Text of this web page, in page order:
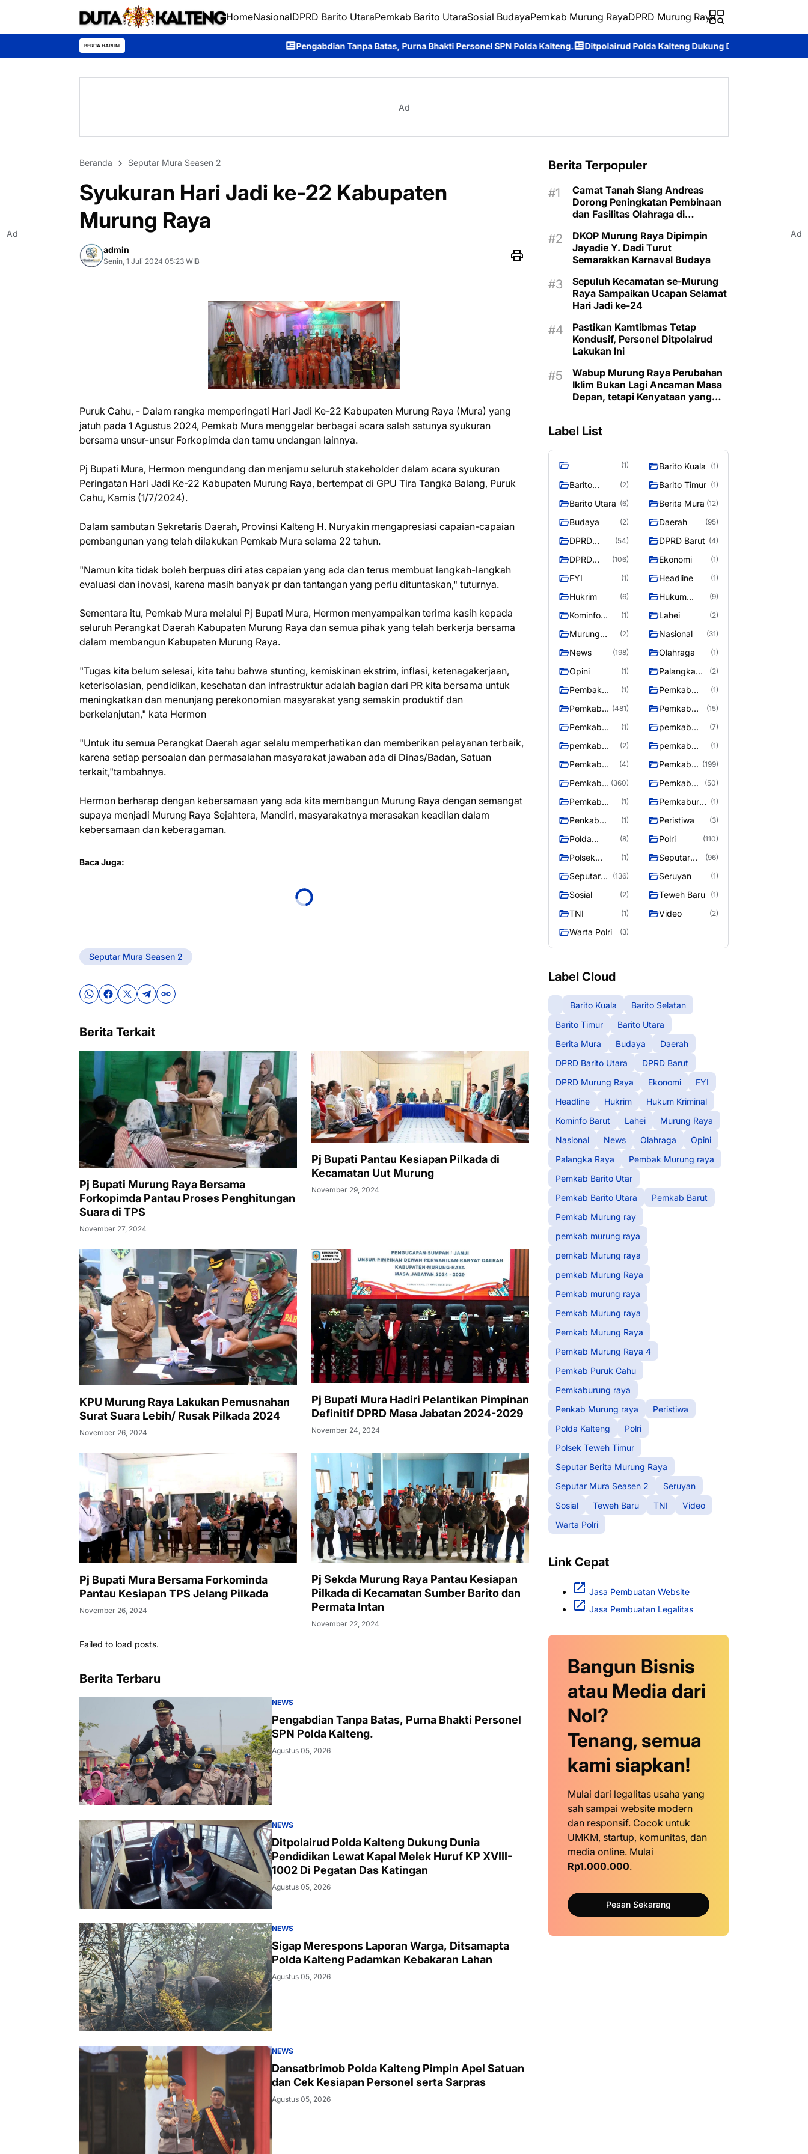
HomeNasionalDPRD Barito UtaraPemkab Barito UtaraSosial BudayaPemkab Murung RayaDPRD Murung Raya
BERITA HARI INI Pengabdian Tanpa Batas, Purna Bhakti Personel SPN Polda Kalteng. Ditpolairud Polda Kalteng Dukung Dunia Pendidikan Lewat Kapal Melek Huruf
Ad
Beranda Seputar Mura Seasen 2
Syukuran Hari Jadi ke-22 Kabupaten
Murung Raya
admin
Senin, 1 Juli 2024 05:23 WIB
Puruk Cahu, - Dalam rangka memperingati Hari Jadi Ke-22 Kabupaten Murung Raya (Mura) yang
jatuh pada 1 Agustus 2024, Pemkab Mura menggelar berbagai acara salah satunya syukuran
bersama unsur-unsur Forkopimda dan tamu undangan lainnya.
Pj Bupati Mura, Hermon mengundang dan menjamu seluruh stakeholder dalam acara syukuran
Peringatan Hari Jadi Ke-22 Kabupaten Murung Raya, bertempat di GPU Tira Tangka Balang, Puruk
Cahu, Kamis (1/7/2024).
Dalam sambutan Sekretaris Daerah, Provinsi Kalteng H. Nuryakin mengapresiasi capaian-capaian
pembangunan yang telah dilakukan Pemkab Mura selama 22 tahun.
"Namun kita tidak boleh berpuas diri atas capaian yang ada dan terus membuat langkah-langkah
evaluasi dan inovasi, karena masih banyak pr dan tantangan yang perlu dituntaskan," tuturnya.
Sementara itu, Pemkab Mura melalui Pj Bupati Mura, Hermon menyampaikan terima kasih kepada
seluruh Perangkat Daerah Kabupaten Murung Raya dan semua pihak yang telah berkerja bersama
dalam membangun Kabupaten Murung Raya.
"Tugas kita belum selesai, kita tahu bahwa stunting, kemiskinan ekstrim, inflasi, ketenagakerjaan,
keterisolasian, pendidikan, kesehatan dan infrastruktur adalah bagian dari PR kita bersama untuk
meningkatkan dan menunjang perekonomian masyarakat yang semakin produktif dan
berkelanjutan," kata Hermon
"Untuk itu semua Perangkat Daerah agar selalu memperhatikan dan memberikan pelayanan terbaik,
karena setiap persoalan dan permasalahan masyarakat jawaban ada di Dinas/Badan, Satuan
terkait,"tambahnya.
Hermon berharap dengan kebersamaan yang ada kita membangun Murung Raya dengan semangat
supaya menjadi Murung Raya Sejahtera, Mandiri, masyarakatnya merasakan keadilan dalam
kebersamaan dan keberagaman.
Baca Juga:
Seputar Mura Seasen 2
Berita Terkait
Pj Bupati Murung Raya Bersama
Forkopimda Pantau Proses Penghitungan
Suara di TPS
November 27, 2024
Pj Bupati Pantau Kesiapan Pilkada di
Kecamatan Uut Murung
November 29, 2024
KPU Murung Raya Lakukan Pemusnahan
Surat Suara Lebih/ Rusak Pilkada 2024
November 26, 2024
Pj Bupati Mura Hadiri Pelantikan Pimpinan
Definitif DPRD Masa Jabatan 2024-2029
November 24, 2024
Pj Bupati Mura Bersama Forkominda
Pantau Kesiapan TPS Jelang Pilkada
November 26, 2024
Pj Sekda Murung Raya Pantau Kesiapan
Pilkada di Kecamatan Sumber Barito dan
Permata Intan
November 22, 2024
Failed to load posts.
Berita Terbaru
NEWS
Pengabdian Tanpa Batas, Purna Bhakti Personel
SPN Polda Kalteng.
Agustus 05, 2026
NEWS
Ditpolairud Polda Kalteng Dukung Dunia
Pendidikan Lewat Kapal Melek Huruf KP XVIII-
1002 Di Pegatan Das Katingan
Agustus 05, 2026
NEWS
Sigap Merespons Laporan Warga, Ditsamapta
Polda Kalteng Padamkan Kebakaran Lahan
Agustus 05, 2026
NEWS
Dansatbrimob Polda Kalteng Pimpin Apel Satuan
dan Cek Kesiapan Personel serta Sarpras
Agustus 05, 2026
Berita Terpopuler
Camat Tanah Siang Andreas
Dorong Peningkatan Pembinaan
dan Fasilitas Olahraga di
DKOP Murung Raya Dipimpin
Jayadie Y. Dadi Turut
Semarakkan Karnaval Budaya
Sepuluh Kecamatan se-Murung
Raya Sampaikan Ucapan Selamat
Hari Jadi ke-24
Pastikan Kamtibmas Tetap
Kondusif, Personel Ditpolairud
Lakukan Ini
Wabup Murung Raya Perubahan
Iklim Bukan Lagi Ancaman Masa
Depan, tetapi Kenyataan yang
Label List
(1) Barito Kuala (1)
Barito
(2) Barito Timur (1)
Barito Utara (6) Berita Mura (12)
Budaya (2) Daerah (95)
DPRD
Utara
(54) DPRD Barut (4)
DPRD
Raya
(106) Ekonomi (1)
FYI (1) Headline (1)
Hukrim (6)
Hukum
(9)
Kominfo
(1) Lahei (2)
Murung
(2) Nasional (31)
News (198) Olahraga (1)
Opini (1)
Palangka
(2)
Pembak
Murung raya
(1)
Pemkab
(1)
Pemkab
Utara
(481)
Pemkab
(15)
Pemkab
(1)
pemkab
(7)
pemkab
(2)
pemkab
Raya
(1)
Pemkab
murung raya
(4)
Pemkab
raya
(199)
Pemkab
Raya
(360)
Pemkab
Raya 4
(50)
Pemkab
(1)
Pemkaburun (1)
Penkab
(1) Peristiwa (3)
Polda
(8) Polri (110)
Polsek
Teweh Timur
(1)
Seputar
Murung
Raya
(96)
Seputar
Seasen 2
(136) Seruyan (1)
Sosial (2) Teweh Baru (1)
TNI (1) Video (2)
Warta Polri (3)
Label Cloud
Barito Kuala
Barito Selatan
Barito Timur
Barito Utara
Berita Mura
Budaya
Daerah
DPRD Barito Utara
DPRD Barut
DPRD Murung Raya
Ekonomi
FYI
Headline
Hukrim
Hukum Kriminal
Kominfo Barut
Lahei
Murung Raya
Nasional
News Olahraga
Opini
Palangka Raya
Pembak Murung raya
Pemkab Barito Utar
Pemkab Barito Utara
Pemkab Barut
Pemkab Murung ray
pemkab murung raya
pemkab Murung raya
pemkab Murung Raya
Pemkab murung raya
Pemkab Murung raya
Pemkab Murung Raya
Pemkab Murung Raya 4
Pemkab Puruk Cahu
Pemkaburung raya
Penkab Murung raya
Peristiwa
Polda Kalteng
Polri
Polsek Teweh Timur
Seputar Berita Murung Raya
Seputar Mura Seasen 2
Seruyan
Sosial
Teweh Baru TNI
Video
Warta Polri
Link Cepat
Jasa Pembuatan Website
Jasa Pembuatan Legalitas
Bangun Bisnis
atau Media dari
Nol?
Tenang, semua
kami siapkan!
Mulai dari legalitas usaha yang
sah sampai website modern
dan responsif. Cocok untuk
UMKM, startup, komunitas, dan
media online. Mulai
Rp1.000.000.
Pesan Sekarang
Ad Ad